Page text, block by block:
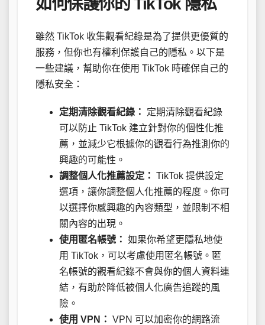
如何保護你的 TikTok 隱私
雖然 TikTok 收集觀看紀錄是為了提供更優質的
服務，但你也有權利保護自己的隱私。以下是
一些建議，幫助你在使用 TikTok 時確保自己的
隱私安全：
定期清除觀看紀錄：
定期清除觀看紀錄
可以防止 TikTok 建立針對你的個性化推
薦，並減少它根據你的觀看行為推測你的
興趣的可能性。
調整個人化推薦設定： TikTok 提供設定
選項，讓你調整個人化推薦的程度。你可
以選擇你感興趣的內容類型，並限制不相
關內容的出現。
使用匿名帳號： 如果你希望更隱私地使
用 TikTok，可以考慮使用匿名帳號。匿
名帳號的觀看紀錄不會與你的個人資料連
結，有助於降低被個人化廣告追蹤的風
險。
使用 VPN： VPN 可以加密你的網路流